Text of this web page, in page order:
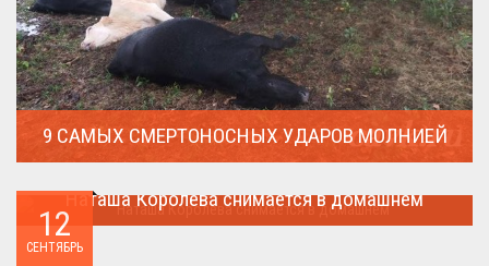
9 САМЫХ СМЕРТОНОСНЫХ УДАРОВ МОЛНИЕЙ
12
СЕНТЯБРЬ
Наташа Королева снимается в домашнем